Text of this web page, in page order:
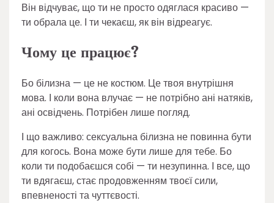
Він відчуває, що ти не просто одяглася красиво —
ти обрала це. І ти чекаєш, як він відреагує.
Чому це працює?
Бо білизна — це не костюм. Це твоя внутрішня
мова. І коли вона влучає — не потрібно ані натяків,
ані освідчень. Потрібен лише погляд.
І що важливо: сексуальна білизна не повинна бути
для когось. Вона може бути лише для тебе. Бо
коли ти подобаєшся собі — ти незупинна. І все, що
ти вдягаєш, стає продовженням твоєї сили,
впевненості та чуттєвості.